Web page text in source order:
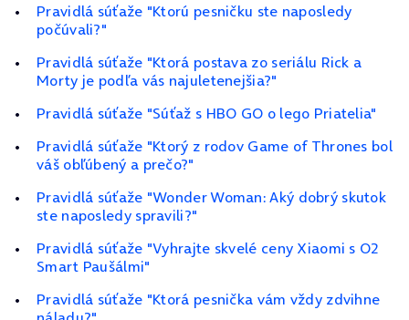
Pravidlá súťaže "Ktorú pesničku ste naposledy
počúvali?"
Pravidlá súťaže "Ktorá postava zo seriálu Rick a
Morty je podľa vás najuletenejšia?"
Pravidlá súťaže "Súťaž s HBO GO o lego Priatelia"
Pravidlá súťaže "Ktorý z rodov Game of Thrones bol
váš obľúbený a prečo?"
Pravidlá súťaže "Wonder Woman: Aký dobrý skutok
ste naposledy spravili?"
Pravidlá súťaže "Vyhrajte skvelé ceny Xiaomi s O2
Smart Paušálmi"
Pravidlá súťaže "Ktorá pesnička vám vždy zdvihne